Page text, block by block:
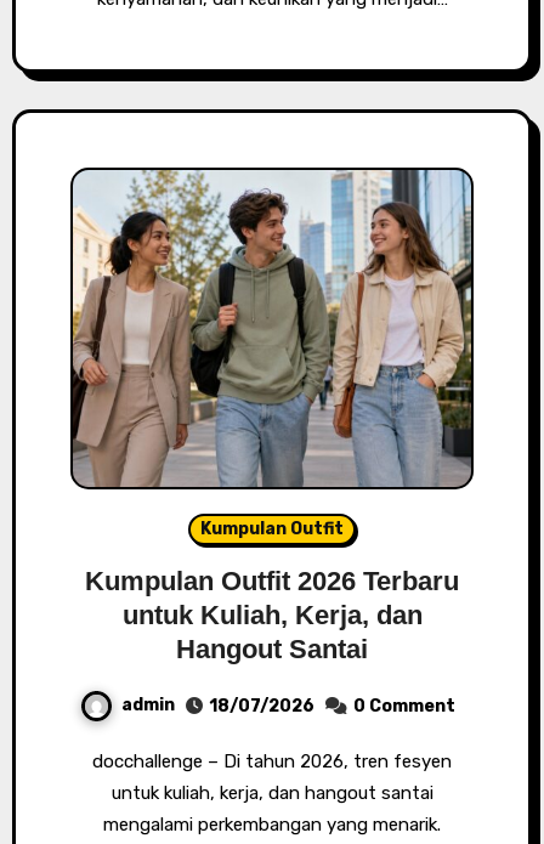
Kumpulan Outfit
Kumpulan Outfit 2026 Terbaru
untuk Kuliah, Kerja, dan
Hangout Santai
admin 18/07/2026 0 Comment
docchallenge – Di tahun 2026, tren fesyen
untuk kuliah, kerja, dan hangout santai
mengalami perkembangan yang menarik.